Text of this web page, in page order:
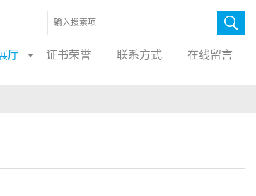
厅 证书荣誉 联系方式 在线留言